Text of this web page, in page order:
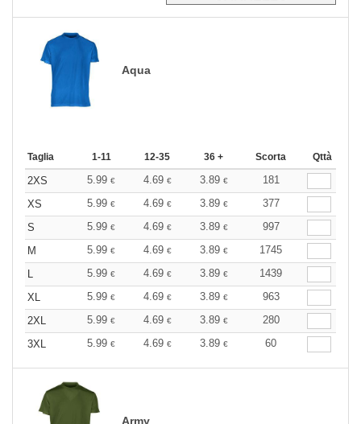
Aqua
Taglia 1-11 12-35 36 + Scorta Qttà
2XS 5.99 € 4.69 € 3.89 €
181
XS
5.99 € 4.69 € 3.89 €
377
S
5.99 € 4.69 € 3.89 €
997
M
5.99 € 4.69 € 3.89 €
1745
L
5.99 € 4.69 € 3.89 €
1439
XL
5.99 € 4.69 € 3.89 €
963
2XL
5.99 € 4.69 € 3.89 €
280
3XL
5.99 € 4.69 € 3.89 € 60
Army